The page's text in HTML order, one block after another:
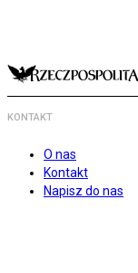
KONTAKT
O nas
Kontakt
Napisz do nas